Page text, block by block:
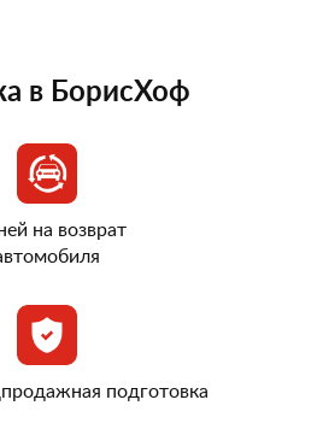
в БорисХоф
на возврат
подготовка